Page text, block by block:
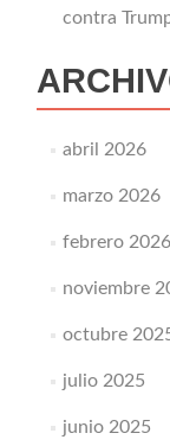
contra
abril 2026
marzo 2026
febrero 2026
noviembre
octubre
julio 2025
junio 2025